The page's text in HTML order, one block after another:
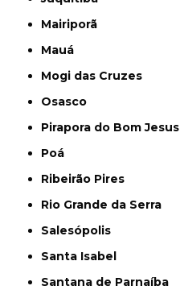
Mairiporã
Mauá
Mogi das Cruzes
Osasco
Pirapora do Bom Jesus
Poá
Ribeirão Pires
Rio Grande da Serra
Salesópolis
Santa Isabel
Santana de Parnaíba